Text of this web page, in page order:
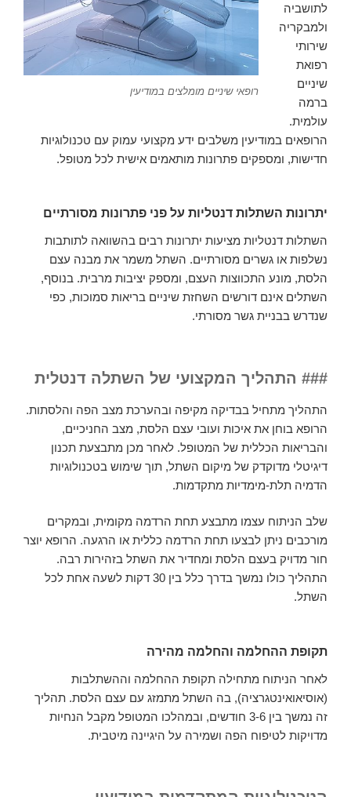
רופאי שיניים מומלצים במודיעין
לתושביה
ולמבקריה
שירותי
רפואת
שיניים
ברמה
עולמית.
הרופאים במודיעין משלבים ידע מקצועי עמוק עם טכנולוגיות
חדישות, ומספקים פתרונות מותאמים אישית לכל מטופל.
יתרונות השתלות דנטליות על פני פתרונות מסורתיים
השתלות דנטליות מציעות יתרונות רבים בהשוואה לתותבות
נשלפות או גשרים מסורתיים. השתל משמר את מבנה עצם
הלסת, מונע התכווצות העצם, ומספק יציבות מרבית. בנוסף,
השתלים אינם דורשים השחזת שיניים בריאות סמוכות, כפי
שנדרש בבניית גשר מסורתי.
### התהליך המקצועי של השתלה דנטלית
התהליך מתחיל בבדיקה מקיפה ובהערכת מצב הפה והלסתות.
הרופא בוחן את איכות ועובי עצם הלסת, מצב החניכיים,
והבריאות הכללית של המטופל. לאחר מכן מתבצעת תכנון
דיגיטלי מדוקדק של מיקום השתל, תוך שימוש בטכנולוגיות
הדמיה תלת-מימדיות מתקדמות.
שלב הניתוח עצמו מתבצע תחת הרדמה מקומית, ובמקרים
מורכבים ניתן לבצעו תחת הרדמה כללית או הרגעה. הרופא יוצר
חור מדויק בעצם הלסת ומחדיר את השתל בזהירות רבה.
התהליך כולו נמשך בדרך כלל בין 30 דקות לשעה אחת לכל
השתל.
תקופת ההחלמה והחלמה מהירה
לאחר הניתוח מתחילה תקופת ההחלמה וההשתלבות
(אוסיאואינטגרציה), בה השתל מתמזג עם עצם הלסת. תהליך
זה נמשך בין 3-6 חודשים, ובמהלכו המטופל מקבל הנחיות
מדויקות לטיפוח הפה ושמירה על היגיינה מיטבית.